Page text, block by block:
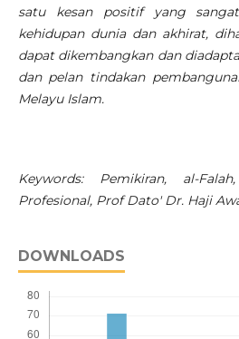
satu kesan positif yang
kehidupan dunia dan akhirat,
dapat dikembangkan dan
dan pelan tindakan
Melayu Islam.
Keywords: Pemikiran, al-
Profesional, Prof Dato' Dr. Haji
DOWNLOADS